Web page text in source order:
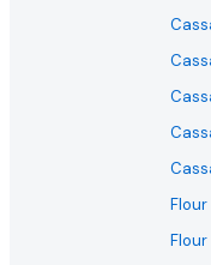
当然可以。EximNext
这个 RFQ 需要多快
活跃的采购需求具有
批量进口 flour 的买家
Flour
Flour